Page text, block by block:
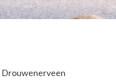
Drouwenerveen